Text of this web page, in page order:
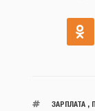
ЗАРПЛАТА,